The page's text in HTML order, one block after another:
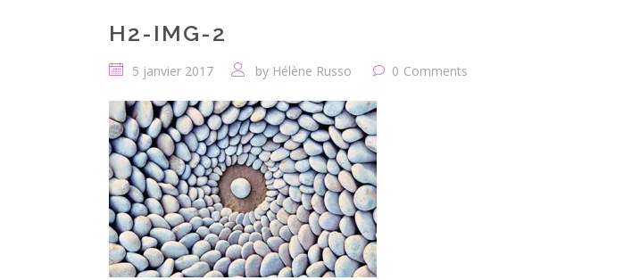
H2-IMG-2
5 janvier 2017 by Hélène Russo 0 Comments